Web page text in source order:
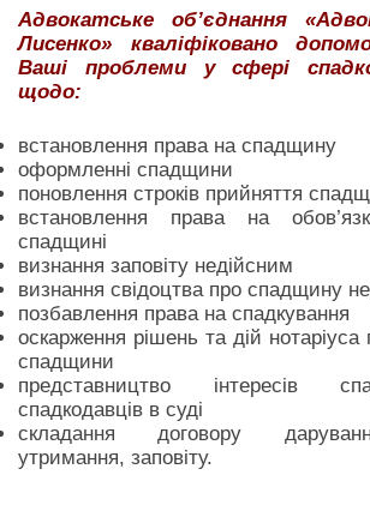
Адвокатське об’єднання
Лисенко» кваліфіковано
Ваші проблеми у сфері
щодо:
встановлення права на спадщину
оформленні спадщини
поновлення строків прийняття
встановлення права на
спадщині
визнання заповіту недійсним
визнання свідоцтва про спадщину
позбавлення права на спадкування
оскарження рішень та дій
спадщини
представництво інтересів
спадкодавців в суді
складання договору
утримання, заповіту.